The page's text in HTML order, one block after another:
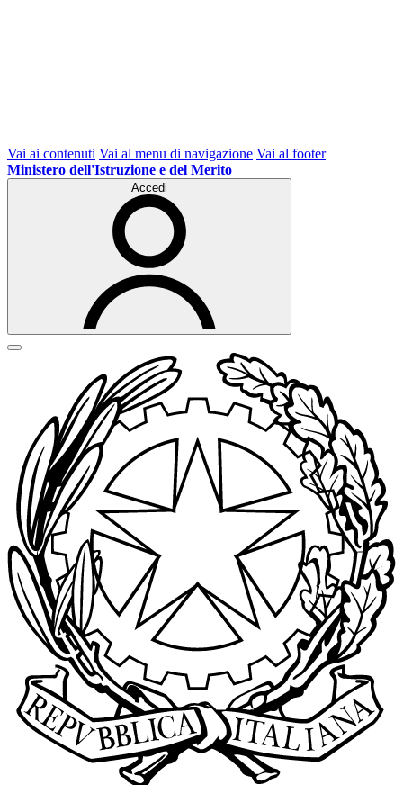
Vai ai contenuti Vai al menu di navigazione Vai al footer
Ministero dell'Istruzione e del Merito
Accedi